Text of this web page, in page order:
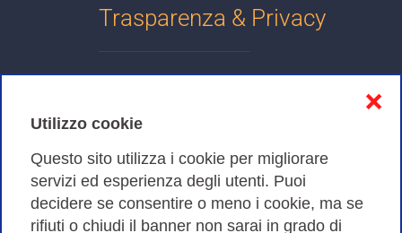
Utilizzo cookie
Questo sito utilizza i cookie per migliorare
servizi ed esperienza degli utenti. Puoi
decidere se consentire o meno i cookie, ma se
rifiuti o chiudi il banner non sarai in grado di
❌
Trasparenza & Privacy
Cookies Policy
Amministrazione trasparente
Bandi di Gara